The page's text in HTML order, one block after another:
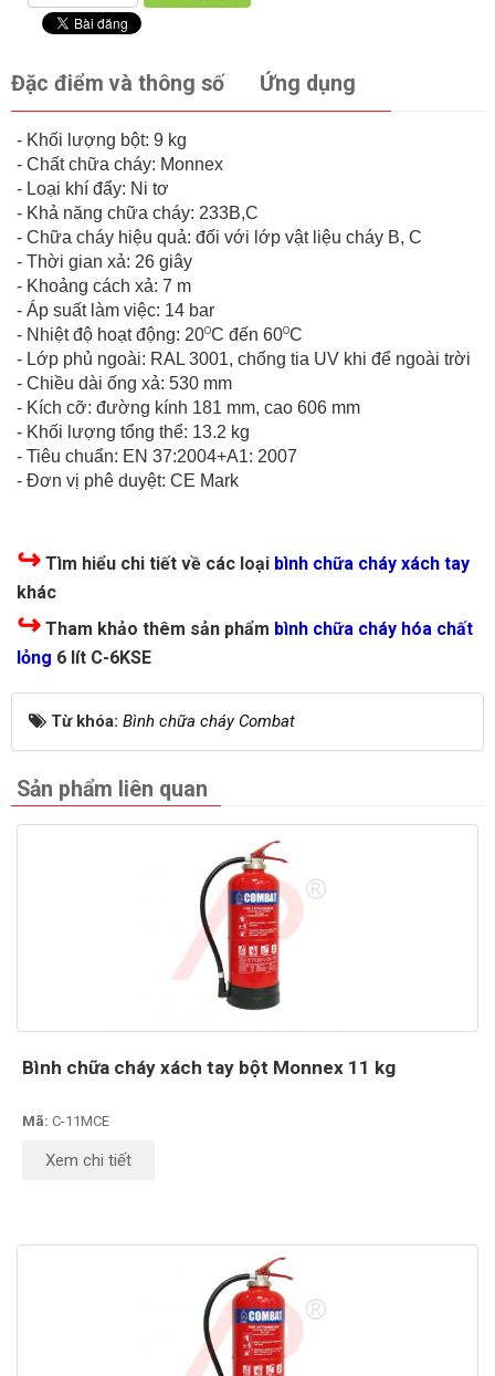
Đặc điểm và thông số Ứng dụng
- Khối lượng bột: 9 kg
- Chất chữa cháy: Monnex
- Loại khí đẩy: Ni tơ
- Khả năng chữa cháy: 233B,C
- Chữa cháy hiệu quả: đối với lớp vật liệu cháy B, C
- Thời gian xả: 26 giây
- Khoảng cách xả: 7 m
- Áp suất làm việc: 14 bar
- Nhiệt độ hoạt động: 20oC đến 60oC
- Lớp phủ ngoài: RAL 3001, chống tia UV khi để ngoài trời
- Chiều dài ống xả: 530 mm
- Kích cỡ: đường kính 181 mm, cao 606 mm
- Khối lượng tổng thể: 13.2 kg
- Tiêu chuẩn: EN 37:2004+A1: 2007
- Đơn vị phê duyệt: CE Mark
↪ Tìm hiểu chi tiết về các loại bình chữa cháy xách tay
khác
↪ Tham khảo thêm sản phẩm bình chữa cháy hóa chất
lỏng 6 lít C-6KSE
Từ khóa: Bình chữa cháy Combat
Sản phẩm liên quan
Bình chữa cháy xách tay bột Monnex 11 kg
Mã: C-11MCE
Xem chi tiết